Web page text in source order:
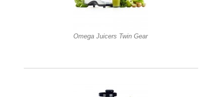
Omega Juicers Twin Gear